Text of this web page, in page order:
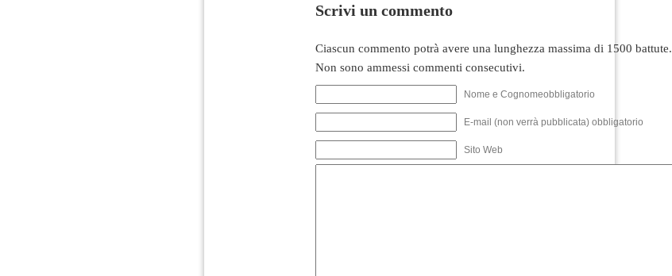
Scrivi un commento
Ciascun commento potrà avere una lunghezza massima di 1500 battute.
Non sono ammessi commenti consecutivi.
Nome e Cognomeobbligatorio
E-mail (non verrà pubblicata) obbligatorio
Sito Web